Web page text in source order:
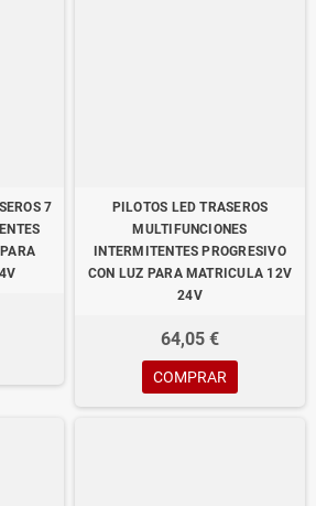
7
PILOTOS LED TRASEROS
MULTIFUNCIONES
INTERMITENTES PROGRESIVO
CON LUZ PARA MATRICULA 12V
24V
64,05 €
COMPRAR